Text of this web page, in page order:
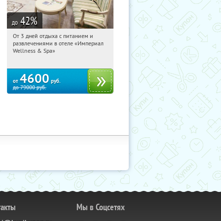
до 42%
01:59:31 Купили:
Калужская обл., г. Обнинск, Киевское
От 3 дней отдыха с питанием и
развлечениями в отеле «Империал
Wellness & Spa»
от 4600 руб.
до79000руб.
Мы в Соцсетях